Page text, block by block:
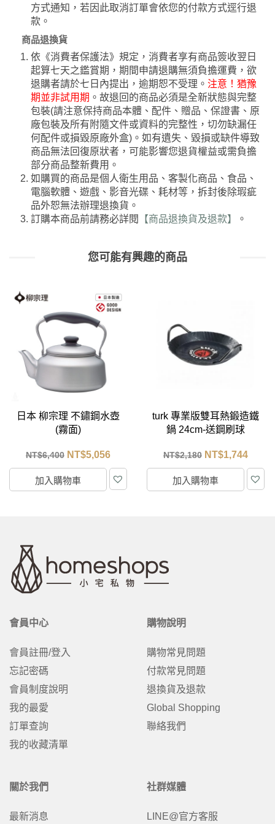
方式通知，若因此取消訂單會依您的付款方式逕行退
款。
商品退換貨
依《消費者保護法》規定，消費者享有商品簽收翌日
起算七天之鑑賞期，期間申請退購無須負擔運費，欲
退購者請於七日內提出，逾期恕不受理。 注意！猶豫
期並非試用期 。故退回的商品必須是全新狀態與完整
包裝(請注意保持商品本體、配件、贈品、保證書、原
廠包裝及所有附隨文件或資料的完整性，切勿缺漏任
何配件或損毀原廠外盒)。如有遺失、毀損或缺件導致
商品無法回復原狀者，可能影響您退貨權益或需負擔
部分商品整新費用。
如購買的商品是個人衛生用品、客製化商品、食品、
電腦軟體、遊戲、影音光碟、耗材等，拆封後除瑕疵
品外恕無法辦理退換貨。
訂購本商品前請務必詳閱
【商品退換貨及退款】 。
您可能有興趣的商品
turk 專業版雙耳熱鍛造鐵
鍋 24cm-送鋼刷球
NT$2,180 NT$1,744
加入購物車
日本 柳宗理 雙網紋單手
鐵鍋 25cm 附不鏽鋼蓋
NT$5,450 NT$4,306
加入購物車
會員中心
會員註冊/登入
忘記密碼
會員制度說明
我的最愛
訂單查詢
我的收藏清單
購物說明
購物常見問題
付款常見問題
退換貨及退款
Global Shopping
聯絡我們
關於我們
最新消息
社群媒體
LINE@官方客服